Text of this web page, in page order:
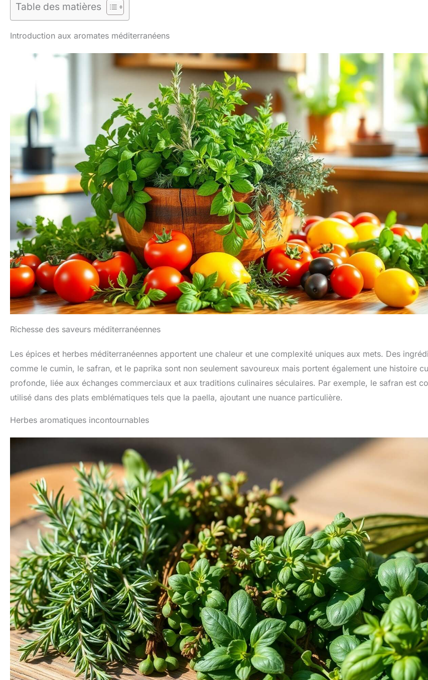
Table des matières
Introduction aux aromates méditerranéens
Richesse des saveurs méditerranéennes
Les épices et herbes méditerranéennes apportent une chaleur et une complexité uniques aux mets. Des
comme le cumin, le safran, et le paprika sont non seulement savoureux mais portent également une histoire
profonde, liée aux échanges commerciaux et aux traditions culinaires séculaires. Par exemple, le safran est
utilisé dans des plats emblématiques tels que la paella, ajoutant une nuance particulière.
Herbes aromatiques incontournables